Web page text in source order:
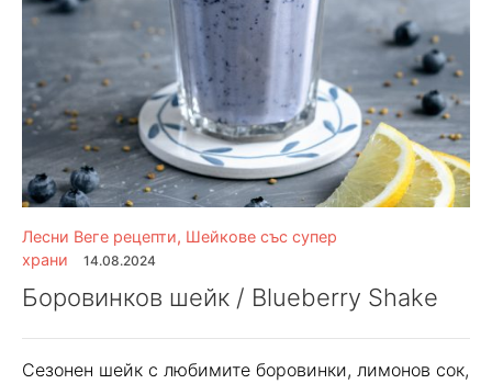
Лесни Веге рецепти, Шейкове със супер
храни
14.08.2024
Боровинков шейк / Blueberry Shake
Сезонен шейк с любимите боровинки, лимонов сок,